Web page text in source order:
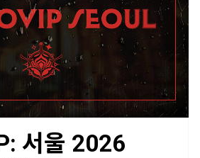
서울 2026